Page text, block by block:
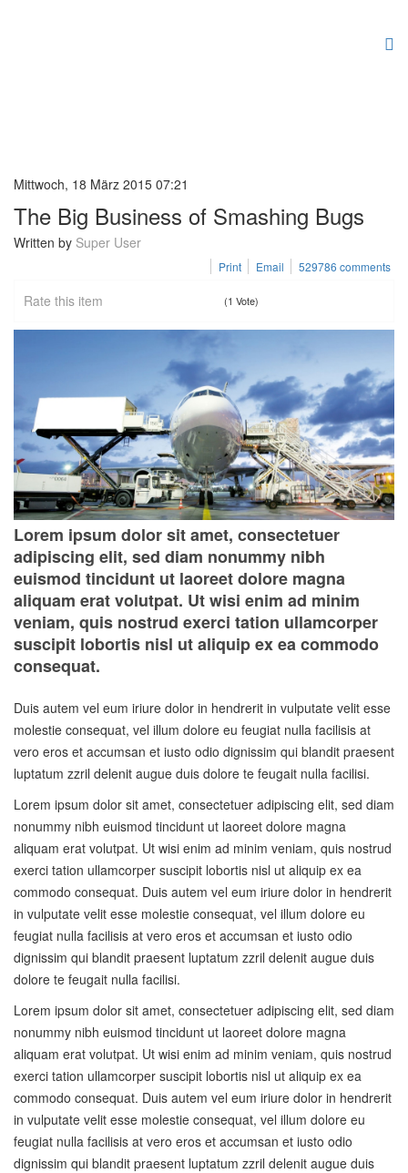
Mittwoch, 18 März 2015 07:21
The Big Business of Smashing Bugs
Written by Super User
Print Email 529786 comments
Rate this item (1 Vote)
Lorem ipsum dolor sit amet, consectetuer
adipiscing elit, sed diam nonummy nibh
euismod tincidunt ut laoreet dolore magna
aliquam erat volutpat. Ut wisi enim ad minim
veniam, quis nostrud exerci tation ullamcorper
suscipit lobortis nisl ut aliquip ex ea commodo
consequat.
Duis autem vel eum iriure dolor in hendrerit in vulputate velit esse
molestie consequat, vel illum dolore eu feugiat nulla facilisis at
vero eros et accumsan et iusto odio dignissim qui blandit praesent
luptatum zzril delenit augue duis dolore te feugait nulla facilisi.
Lorem ipsum dolor sit amet, consectetuer adipiscing elit, sed diam
nonummy nibh euismod tincidunt ut laoreet dolore magna
aliquam erat volutpat. Ut wisi enim ad minim veniam, quis nostrud
exerci tation ullamcorper suscipit lobortis nisl ut aliquip ex ea
commodo consequat. Duis autem vel eum iriure dolor in hendrerit
in vulputate velit esse molestie consequat, vel illum dolore eu
feugiat nulla facilisis at vero eros et accumsan et iusto odio
dignissim qui blandit praesent luptatum zzril delenit augue duis
dolore te feugait nulla facilisi.
Lorem ipsum dolor sit amet, consectetuer adipiscing elit, sed diam
nonummy nibh euismod tincidunt ut laoreet dolore magna
aliquam erat volutpat. Ut wisi enim ad minim veniam, quis nostrud
exerci tation ullamcorper suscipit lobortis nisl ut aliquip ex ea
commodo consequat. Duis autem vel eum iriure dolor in hendrerit
in vulputate velit esse molestie consequat, vel illum dolore eu
feugiat nulla facilisis at vero eros et accumsan et iusto odio
dignissim qui blandit praesent luptatum zzril delenit augue duis